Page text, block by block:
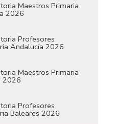
Maestros Primaria
2026
Profesores
Andalucía 2026
Maestros Primaria
2026
Profesores
Baleares 2026